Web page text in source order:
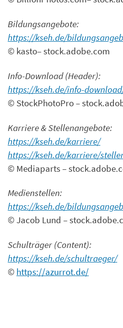
Bildungsangebote:
https://kseh.de/
© kasto– stock.adobe.com
Info-Download (Header):
https://kseh.de/info-
© StockPhotoPro –
Karriere & Stellenangebote:
https://kseh.de/karriere/
https://kseh.de/karriere/
© Mediaparts –
Medienstellen:
https://kseh.de/
© Jacob Lund –
Schulträger (Content):
https://kseh.de/schultraeger/
© https://azurrot.de/